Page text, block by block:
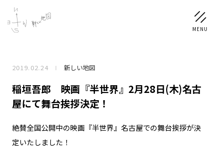
NEWS
SCHEDULE
PROFILE
稲垣 吾郎 草彅 剛
2019.02.24 新しい地図
稲垣吾郎 映画『半世界』2月28日(木)名古
屋にて舞台挨拶決定！
絶賛全国公開中の映画『半世界』名古屋での舞台挨拶が決
定いたしました！